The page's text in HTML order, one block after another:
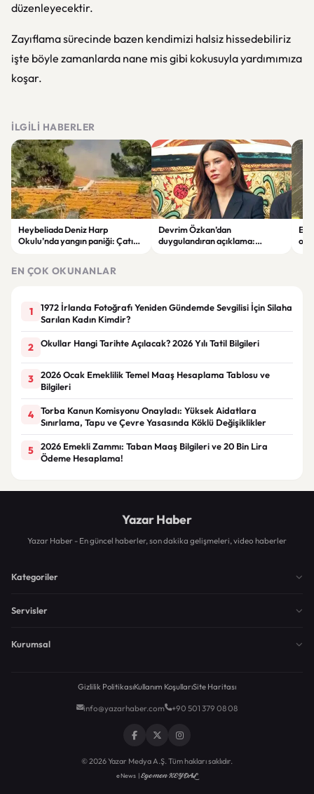
düzenleyecektir.
Zayıflama sürecinde bazen kendimizi halsiz hissedebiliriz
işte böyle zamanlarda nane mis gibi kokusuyla yardımımıza
koşar.
İLGILI HABERLER
Heybeliada Deniz Harp
Okulu’nda yangın paniği: Çatıda
Devrim Özkan’dan
duygulandıran açıklama:
EN ÇOK OKUNANLAR
1
1972 İrlanda Fotoğrafı Yeniden Gündemde Sevgilisi İçin Silaha
Sarılan Kadın Kimdir?
2 Okullar Hangi Tarihte Açılacak? 2026 Yılı Tatil Bilgileri
3
2026 Ocak Emeklilik Temel Maaş Hesaplama Tablosu ve
Bilgileri
4
Torba Kanun Komisyonu Onayladı: Yüksek Aidatlara
Sınırlama, Tapu ve Çevre Yasasında Köklü Değişiklikler
5
2026 Emekli Zammı: Taban Maaş Bilgileri ve 20 Bin Lira
Ödeme Hesaplama!
Yazar Haber
Yazar Haber - En güncel haberler, son dakika gelişmeleri, video haberler
Kategoriler
Servisler
Kurumsal
Gizlilik PolitikasıKullanım KoşullarıSite Haritası
info@yazarhaber.com +90 501 379 08 08
© 2026 Yazar Medya A.Ş. Tüm hakları saklıdır.
eNews |Egemen KEYDAL